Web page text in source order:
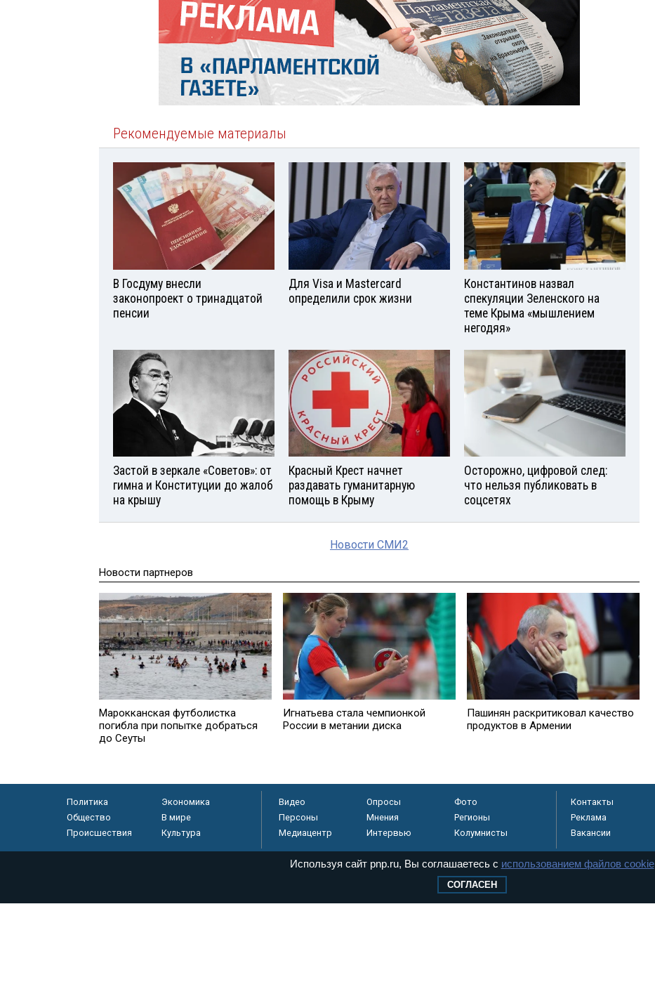
Рекомендуемые материалы
В Госдуму внесли
законопроект о тринадцатой
пенсии
Для Visа и Mastercard
определили срок жизни
Константинов назвал
спекуляции Зеленского на
теме Крыма «мышлением
негодяя»
Застой в зеркале «Советов»: от
гимна и Конституции до жалоб
на крышу
Красный Крест начнет
раздавать гуманитарную
помощь в Крыму
Осторожно, цифровой след:
что нельзя публиковать в
соцсетях
Новости СМИ2
Новости партнеров
Марокканская футболистка
погибла при попытке добраться
до Сеуты
Игнатьева стала чемпионкой
России в метании диска
Пашинян раскритиковал качество
продуктов в Армении
Политика
Экономика
Общество
В мире
Происшествия
Культура
Видео Опросы
Фото
Персоны
Мнения
Регионы
Медиацентр
Интервью Колумнисты
Контакты
Реклама
Вакансии
Федеральной службе по надзору в сфере связи, информационных технологий и
Используя сайт pnp.ru, Вы соглашаетесь с использованием файлов cookie
СОГЛАСЕН